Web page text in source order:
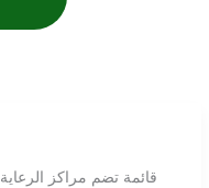
قائمة تضم مراكز